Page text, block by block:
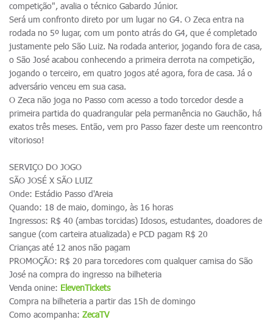
competição", avalia o técnico Gabardo Júnior.
Será um confronto direto por um lugar no G4. O Zeca entra na
rodada no 5º lugar, com um ponto atrás do G4, que é completado
justamente pelo São Luiz. Na rodada anterior, jogando fora de casa,
o São José acabou conhecendo a primeira derrota na competição,
jogando o terceiro, em quatro jogos até agora, fora de casa. Já o
adversário venceu em sua casa.
O Zeca não joga no Passo com acesso a todo torcedor desde a
primeira partida do quadrangular pela permanência no Gauchão, há
exatos três meses. Então, vem pro Passo fazer deste um reencontro
vitorioso!
SERVIÇO DO JOGO
SÃO JOSÉ X SÃO LUIZ
Onde: Estádio Passo d'Areia
Quando: 18 de maio, domingo, às 16 horas
Ingressos: R$ 40 (ambas torcidas) Idosos, estudantes, doadores de
sangue (com carteira atualizada) e PCD pagam R$ 20
Crianças até 12 anos não pagam
PROMOÇÃO: R$ 20 para torcedores com qualquer camisa do São
José na compra do ingresso na bilheteria
Venda onine: ElevenTickets
Compra na bilheteria a partir das 15h de domingo
Como acompanha: ZecaTV